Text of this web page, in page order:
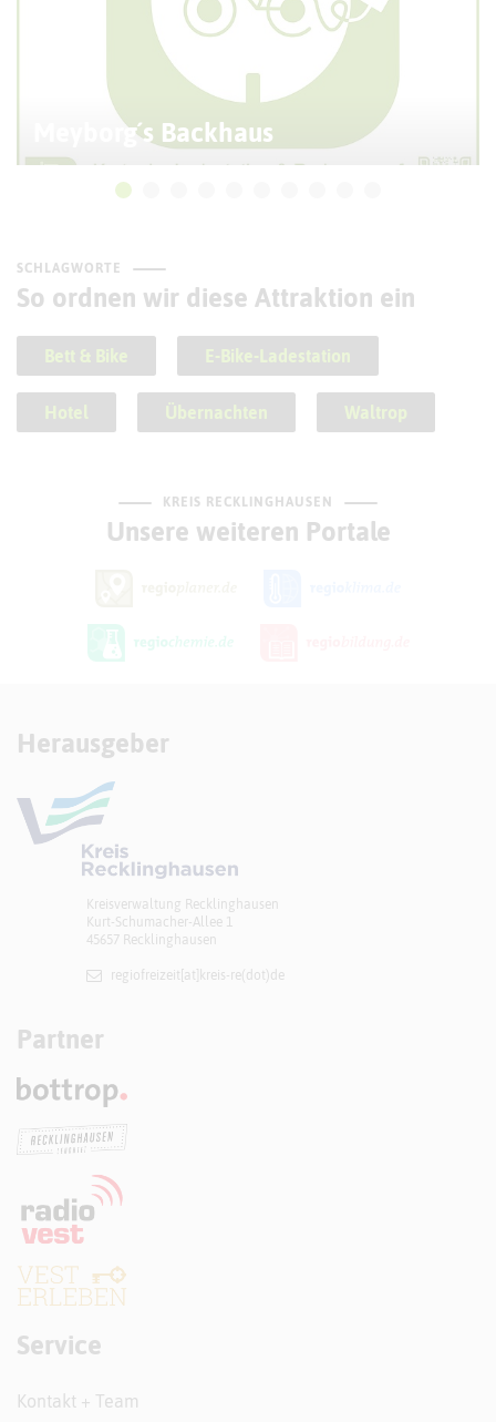
Meyborg´s Backhaus
SCHLAGWORTE
So ordnen wir diese Attraktion ein
Bett & Bike E-Bike-Ladestation
Hotel Übernachten Waltrop
KREIS RECKLINGHAUSEN
Unsere weiteren Portale
Herausgeber
Kreisverwaltung Recklinghausen
Kurt-Schumacher-Allee 1
45657 Recklinghausen
regiofreizeit[at]​kreis-re(dot)de
Partner
Service
Kontakt + Team